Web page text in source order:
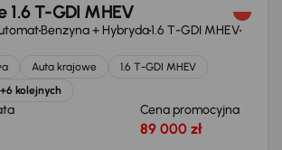
1.6 T-GDI MHEV
Benzyna + Hybryda1.6 T-GDI MHEV
Auta krajowe
1.6 T-GDI MHEV
+6 kolejnych
Cena promocyjna
89 000 zł